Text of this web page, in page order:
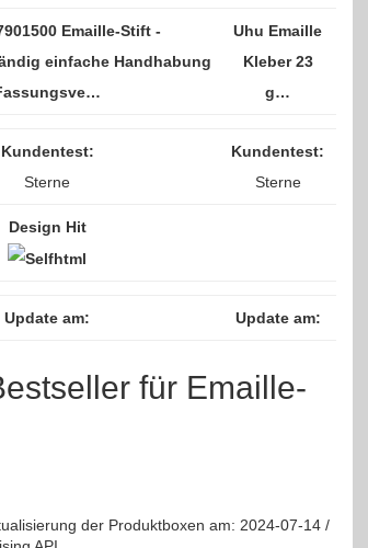
Emaille-Stift -
einfache Handhabung
Uhu Emaille
Kleber 23
g…
Kundentest:
Sterne
Kundentest:
Sterne
Design Hit
Update am: Update am:
für Emaille-
der Produktboxen am: 2024-07-14 /